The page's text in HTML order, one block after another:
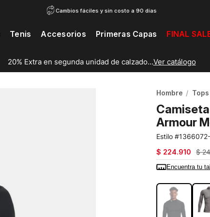
Cambios fáciles y sin costo a 90 días
Tenis Accesorios Primeras Capas FINAL
20% Extra en segunda unidad de calzado...Ver catálogo
Hombre Tops
Armour
$ 224.910 $
Encuentra tu